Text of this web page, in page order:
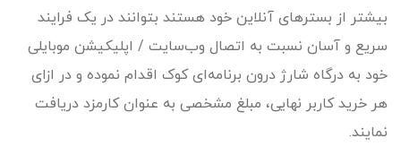
بیشتر از بستر‌های آنلاین خود هستند بتوانند در یک فرایند
سریع و آسان نسبت به اتصال وب‌سایت / اپلیکیشن موبایلی
خود به درگاه شارژ درون برنامه‌ای کوک اقدام نموده و در ازای
هر خرید کاربر نهایی، مبلغ مشخصی به عنوان کارمزد دریافت
نمایند.